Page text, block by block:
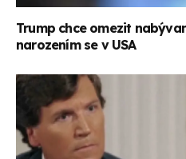
Trump chce omezit
narozením se v USA